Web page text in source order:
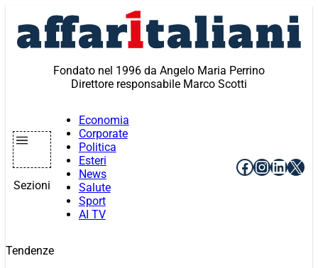
contenuto
Fondato nel 1996 da Angelo Maria Perrino
Direttore responsabile Marco Scotti
Sezioni
Economia
Corporate
Politica
Esteri
News
Salute
Sport
AI TV
Facebook
X
Tendenze